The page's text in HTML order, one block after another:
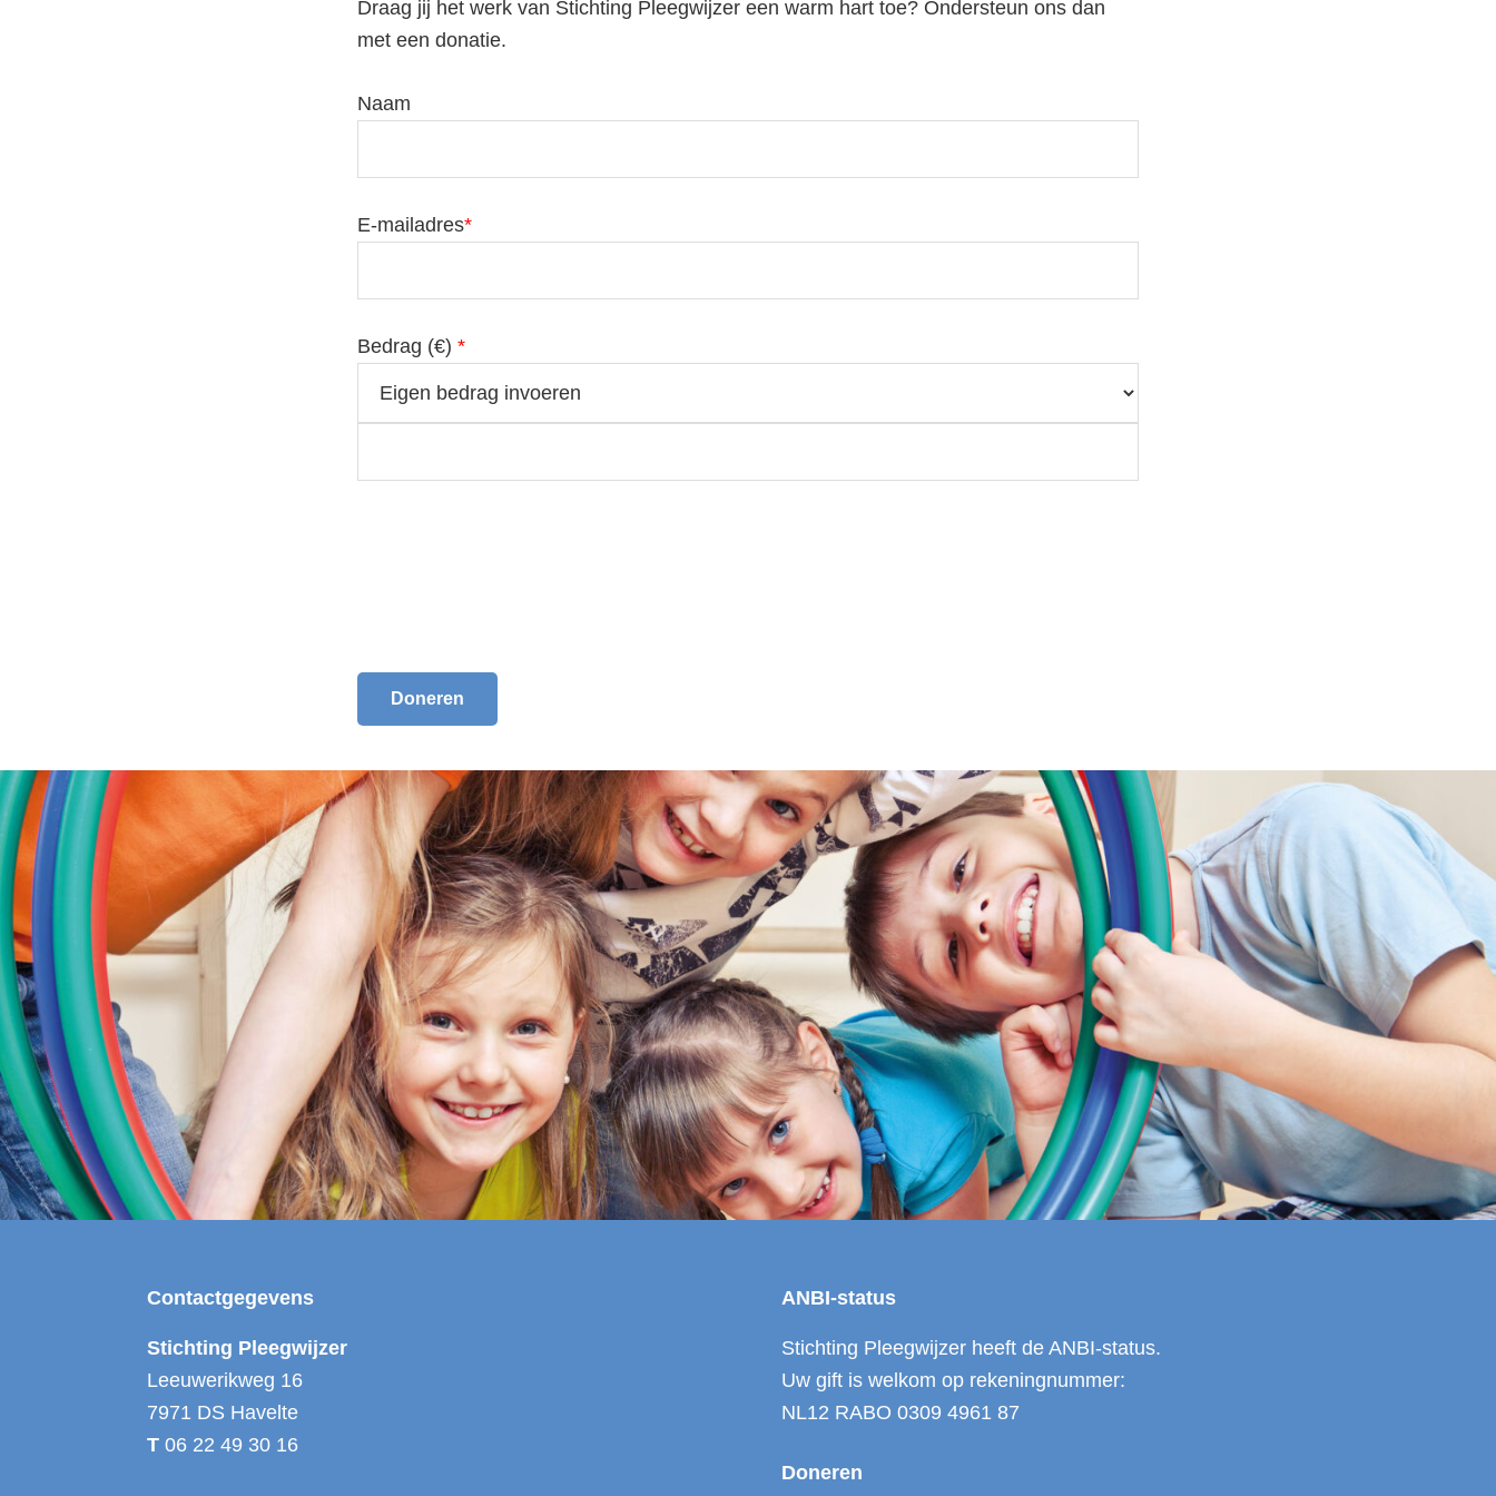
Draag jij het werk van Stichting Pleegwijzer een warm hart toe? Ondersteun ons dan
met een donatie.
Naam
E-mailadres*
Bedrag (€) *
Contactgegevens
Stichting Pleegwijzer
Leeuwerikweg 16
7971 DS Havelte
T 06 22 49 30 16
ANBI-status
Stichting Pleegwijzer heeft de ANBI-status.
Uw gift is welkom op rekeningnummer:
NL12 RABO 0309 4961 87
Doneren